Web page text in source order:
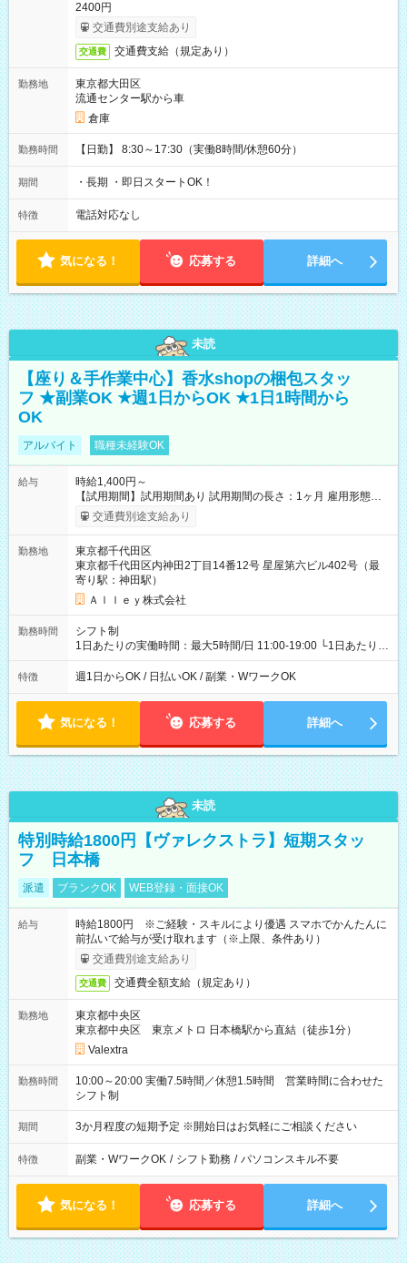
2400円
交通費別途支給あり
交通費 交通費支給（規定あり）
勤務地
東京都大田区
流通センター駅から車
倉庫
勤務時間 【日勤】 8:30～17:30（実働8時間/休憩60分）
期間 ・長期 ・即日スタートOK！
特徴 電話対応なし
気になる！ 応募する 詳細へ
未読
【座り＆手作業中心】香水shopの梱包スタッ
フ ★副業OK ★週1日からOK ★1日1時間から
OK
アルバイト 職種未経験OK
給与
時給1,400円～
【試用期間】試用期間あり 試用期間の長さ：1ヶ月 雇用形態、
給与は本採用時と同じです。
交通費別途支給あり
勤務地
東京都千代田区
東京都千代田区内神田2丁目14番12号 星屋第六ビル402号（最
寄り駅：神田駅）
Ａｌｌｅｙ株式会社
勤務時間
シフト制
1日あたりの実働時間：最大5時間/日 11:00-19:00 └1日あたりの
実働時間：1-5時間 └上記の時間帯内であれば、いつでも勤務可
能！ └平日・土曜日の中で、お好きな曜日でご勤務いただけま
18:00 などのように、自由な働き方が可能なお仕事です！
特徴 週1日からOK / 日払いOK / 副業・WワークOK
気になる！ 応募する 詳細へ
未読
特別時給1800円【ヴァレクストラ】短期スタッ
フ 日本橋
派遣 ブランクOK WEB登録・面接OK
給与
時給1800円 ※ご経験・スキルにより優遇 スマホでかんたんに
前払いで給与が受け取れます（※上限、条件あり）
交通費別途支給あり
交通費 交通費全額支給（規定あり）
勤務地
東京都中央区
東京都中央区 東京メトロ 日本橋駅から直結（徒歩1分）
Valextra
勤務時間
10:00～20:00 実働7.5時間／休憩1.5時間 営業時間に合わせた
シフト制
期間 3か月程度の短期予定 ※開始日はお気軽にご相談ください
特徴 副業・WワークOK / シフト勤務 / パソコンスキル不要
気になる！ 応募する 詳細へ